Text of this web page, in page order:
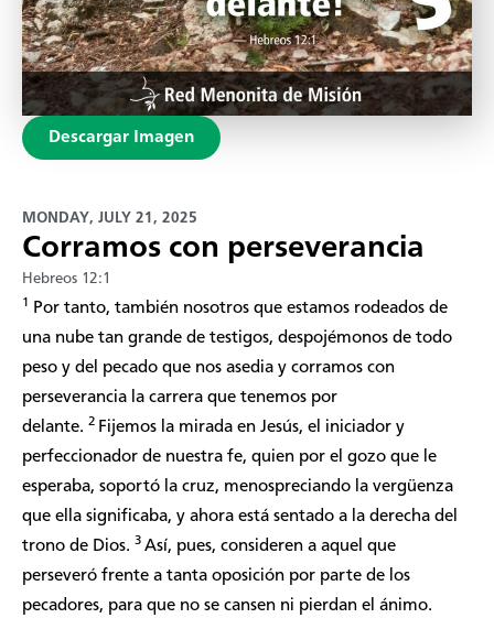
Descargar Imagen
MONDAY, JULY 21, 2025
Corramos con perseverancia
Hebreos 12:1
1
Por tanto, también nosotros que estamos rodeados de
una nube tan grande de testigos, despojémonos de todo
peso y del pecado que nos asedia y corramos con
perseverancia la carrera que tenemos por
delante. 2 Fijemos la mirada en Jesús, el iniciador y
perfeccionador de nuestra fe, quien por el gozo que le
esperaba, soportó la cruz, menospreciando la vergüenza
que ella significaba, y ahora está sentado a la derecha del
trono de Dios. 3 Así, pues, consideren a aquel que
perseveró frente a tanta oposición por parte de los
pecadores, para que no se cansen ni pierdan el ánimo.